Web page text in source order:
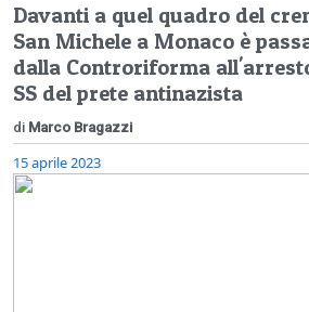
Davanti a quel quadro del
San Michele a Monaco è
dalla Controriforma
SS del prete antinazista
di Marco Bragazzi
15 aprile 2023